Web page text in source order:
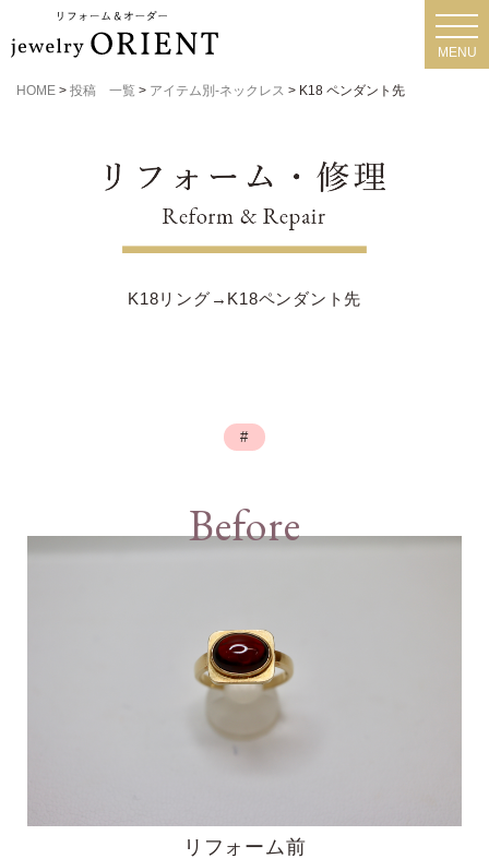
MENU
HOME > 投稿 一覧 > アイテム別-ネックレス > K18 ペンダント先
K18リング→K18ペンダント先
#
Before
リフォーム前